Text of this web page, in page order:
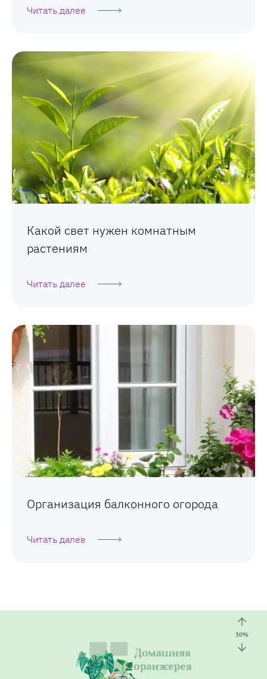
Читать далее
Какой свет нужен комнатным
растениям
Читать далее
Организация балконного огорода
Читать далее
10%